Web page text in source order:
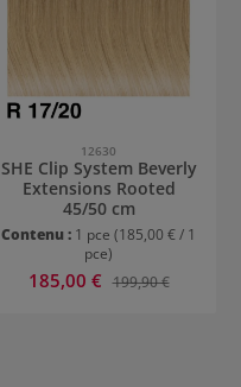
12630
SHE Clip System Beverly
Extensions Rooted
45/50 cm
Contenu : 1 pce (185,00 € / 1
pce)
Prix de vente :
185,00 € Prix régulier :
199,90 €